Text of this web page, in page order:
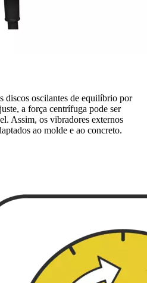
discos oscilantes de equilíbrio por
a força centrífuga pode ser
Assim, os vibradores externos
ao molde e ao concreto.